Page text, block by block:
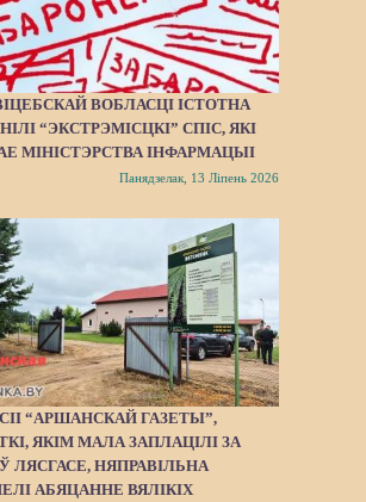
ВОБЛАСЦІ ІСТОТНА
“ЭКСТРЭМІСЦКІ” СПІС, ЯКІ
МІНІСТЭРСТВА ІНФАРМАЦЫІ
Панядзелак, 13 Ліпень 2026
“АРШАНСКАЙ ГАЗЕТЫ”,
ЯКІМ МАЛА ЗАПЛАЦІЛІ ЗА
ЛЯСГАСЕ, НЯПРАВІЛЬНА
АБЯЦАННЕ ВЯЛІКІХ